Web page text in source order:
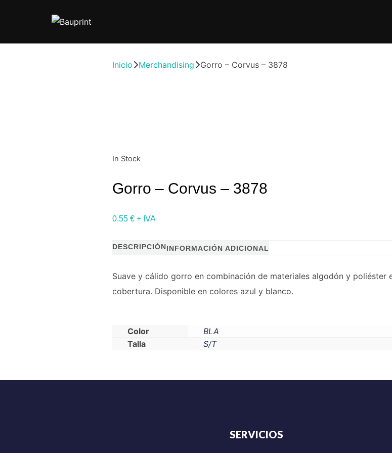
Inicio Merchandising Gorro – Corvus – 3878
In Stock
Gorro – Corvus – 3878
0,55 € + IVA
DESCRIPCIÓNINFORMACIÓN ADICIONAL
Suave y cálido gorro en combinación de materiales algodón y poliéster
cobertura. Disponible en colores azul y blanco.
Color
BLA
Talla
S/T
SERVICIOS